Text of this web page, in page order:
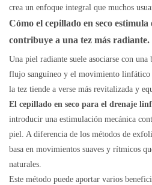
crea un enfoque integral que muchos
Cómo el cepillado en seco
contribuye a una tez más radiante.
Una piel radiante suele asociarse con
flujo sanguíneo y el movimiento linfático
la tez tiende a verse más revitalizada y
El cepillado en seco para el drenaje
introducir una estimulación mecánica
piel. A diferencia de los métodos de
basa en movimientos suaves y rítmicos
naturales.
Este método puede aportar varios